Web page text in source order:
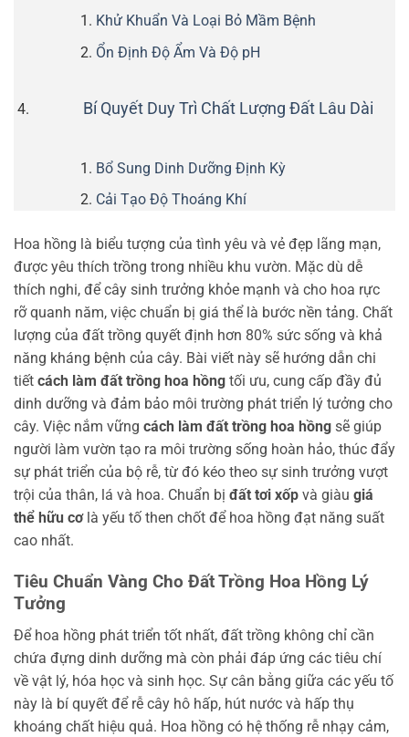
Khử Khuẩn Và Loại Bỏ Mầm Bệnh
Ổn Định Độ Ẩm Và Độ pH
Bí Quyết Duy Trì Chất Lượng Đất Lâu Dài
Bổ Sung Dinh Dưỡng Định Kỳ
Cải Tạo Độ Thoáng Khí
Hoa hồng là biểu tượng của tình yêu và vẻ đẹp lãng mạn,
được yêu thích trồng trong nhiều khu vườn. Mặc dù dễ
thích nghi, để cây sinh trưởng khỏe mạnh và cho hoa rực
rỡ quanh năm, việc chuẩn bị giá thể là bước nền tảng. Chất
lượng của đất trồng quyết định hơn 80% sức sống và khả
năng kháng bệnh của cây. Bài viết này sẽ hướng dẫn chi
tiết cách làm đất trồng hoa hồng tối ưu, cung cấp đầy đủ
dinh dưỡng và đảm bảo môi trường phát triển lý tưởng cho
cây. Việc nắm vững cách làm đất trồng hoa hồng sẽ giúp
người làm vườn tạo ra môi trường sống hoàn hảo, thúc đẩy
sự phát triển của bộ rễ, từ đó kéo theo sự sinh trưởng vượt
trội của thân, lá và hoa. Chuẩn bị đất tơi xốp và giàu giá
thể hữu cơlà yếu tố then chốt để hoa hồng đạt năng suất
cao nhất.
Tiêu Chuẩn Vàng Cho Đất Trồng Hoa Hồng Lý
Tưởng
Để hoa hồng phát triển tốt nhất, đất trồng không chỉ cần
chứa đựng dinh dưỡng mà còn phải đáp ứng các tiêu chí
về vật lý, hóa học và sinh học. Sự cân bằng giữa các yếu tố
này là bí quyết để rễ cây hô hấp, hút nước và hấp thụ
khoáng chất hiệu quả. Hoa hồng có hệ thống rễ nhạy cảm,